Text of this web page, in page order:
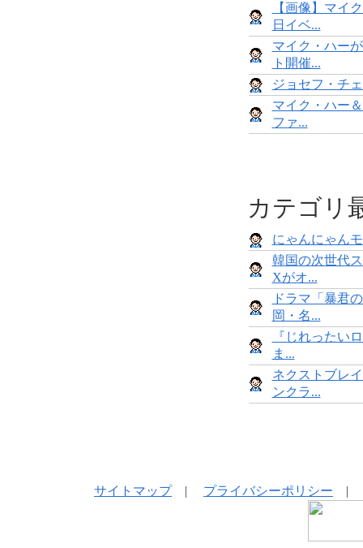
【画像】マイ
日イベ...
マイク・ハー
ト開催...
ジョセフ・チ
マイク・ハー
ファ...
カテゴリ
にゃんにゃん
韓国の次世代
Xがオ...
ドラマ「暴君
岡・名...
『じれったい
ま...
ネクストブレ
ンクラ...
サイトマップ| プライバシーポリシー